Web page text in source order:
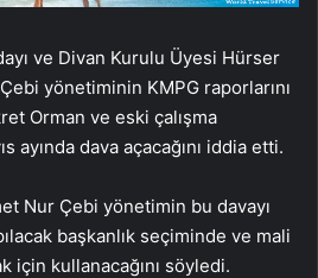
ve Divan Kurulu Üyesi Hürser
yönetiminin KMPG raporlarını
Orman ve eski çalışma
ayında dava açacağını iddia etti.
Nur Çebi yönetimin bu davayı
başkanlık seçiminde ve mali
için kullanacağını söyledi.